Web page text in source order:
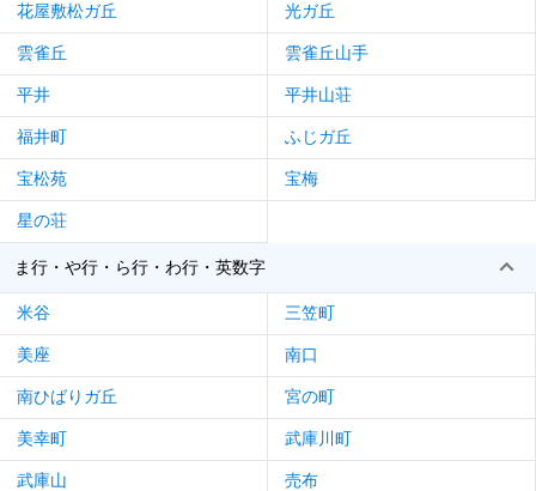
花屋敷松ガ丘 光ガ丘
雲雀丘 雲雀丘山手
平井 平井山荘
福井町 ふじガ丘
宝松苑 宝梅
星の荘
ま行・や行・ら行・わ行・英数字
米谷 三笠町
美座 南口
南ひばりガ丘 宮の町
美幸町 武庫川町
武庫山 売布